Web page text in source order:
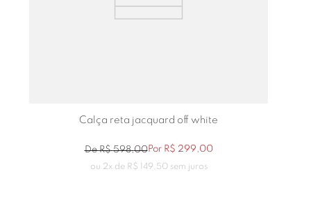
Calça reta jacquard off white
DeR$ 598,00Por R$ 299,00
ou 2x de R$ 149 50sem juros